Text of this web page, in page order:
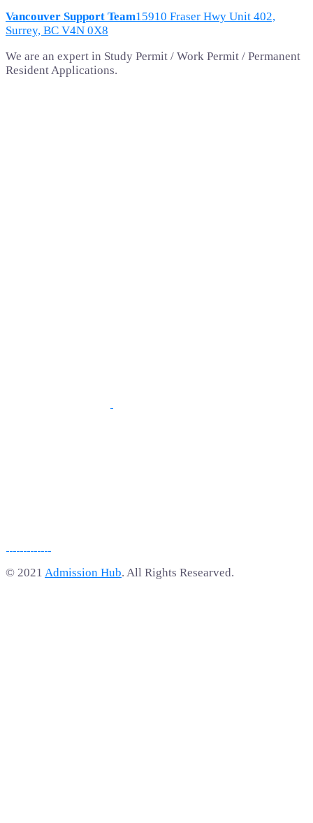
Vancouver Support Team15910 Fraser Hwy Unit 402,
Surrey, BC V4N 0X8
We are an expert in Study Permit / Work Permit / Permanent
Resident Applications.
© 2021 Admission Hub. All Rights Researved.